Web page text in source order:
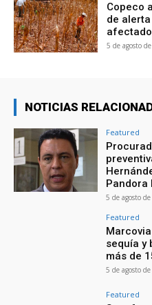
Copeco
de
5 de agosto
NOTICIAS
Featured
Pandora
5 de agosto
Featured
sequía y
más de
5 de agosto
Featured